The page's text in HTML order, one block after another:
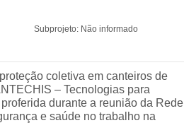
Subprojeto: Não informado
coletiva em canteiros de
– Tecnologias para
durante a reunião da Rede
e saúde no trabalho na